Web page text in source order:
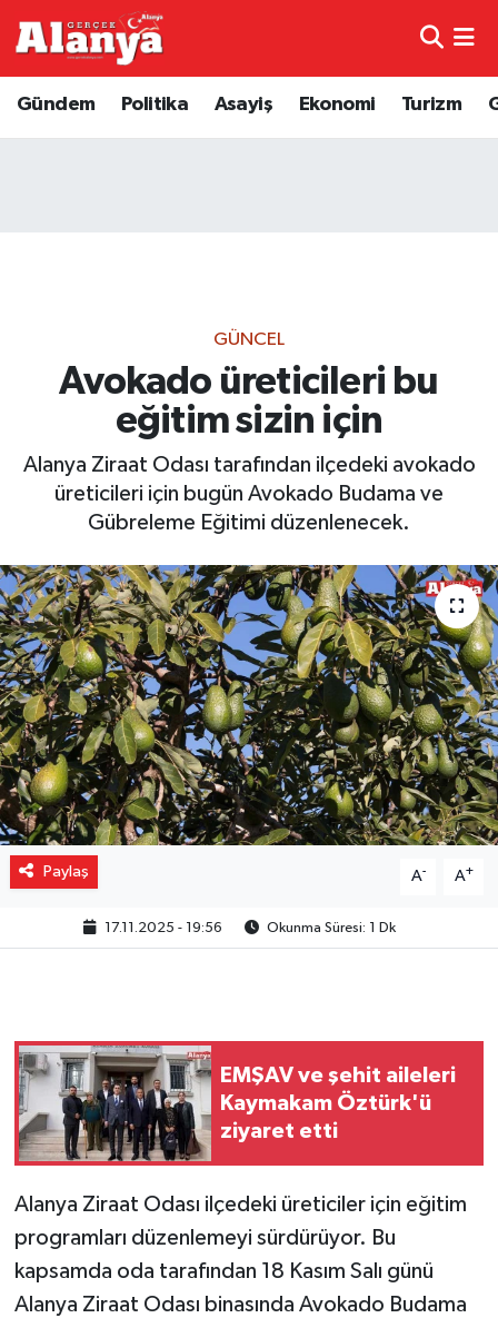
Gündem Politika Asayiş Ekonomi Turizm
GÜNCEL
Avokado üreticileri bu
eğitim sizin için
Alanya Ziraat Odası tarafından ilçedeki avokado
üreticileri için bugün Avokado Budama ve
Gübreleme Eğitimi düzenlenecek.
Paylaş A- A+
17.11.2025 - 19:56 Okunma Süresi: 1 Dk
EMŞAV ve şehit aileleri
Kaymakam Öztürk'ü
ziyaret etti
Alanya Ziraat Odası ilçedeki üreticiler için eğitim
programları düzenlemeyi sürdürüyor. Bu
kapsamda oda tarafından 18 Kasım Salı günü
Alanya Ziraat Odası binasında Avokado Budama
Genel
Diğer
Dünya
Ekonomi
Gizlilik İlkeleri - Privacy Policy
Güncel
Gündem
Politika
Spor
Turizm
Trafik Durumu
Haber Arşivi